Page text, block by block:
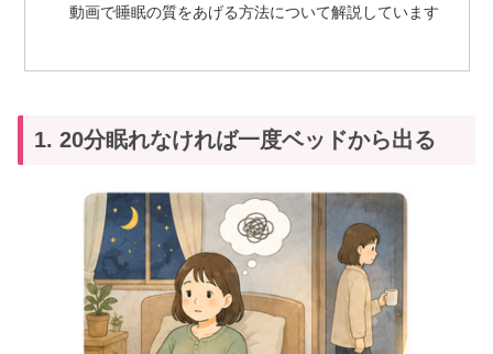
動画で睡眠の質をあげる方法について解説しています
1. 20分眠れなければ一度ベッドから出る